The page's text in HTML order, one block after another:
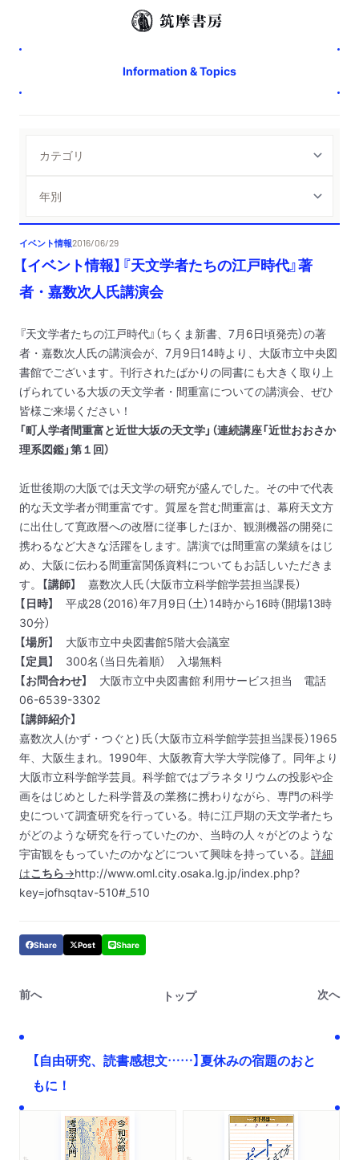
Information & Topics
イベント情報2016/06/29
【イベント情報】『天文学者たちの江戸時代』著
者・嘉数次人氏講演会
『天文学者たちの江戸時代』（ちくま新書、7月6日頃発売）の著
者・嘉数次人氏の講演会が、7月9日14時より、大阪市立中央図
書館でございます。刊行されたばかりの同書にも大きく取り上
げられている大坂の天文学者・間重富についての講演会、ぜひ
皆様ご来場ください！
「町人学者間重富と近世大坂の天文学」（連続講座「近世おおさか
理系図鑑」第１回）
近世後期の大阪では天文学の研究が盛んでした。その中で代表
的な天文学者が間重富です。質屋を営む間重富は、幕府天文方
に出仕して寛政暦への改暦に従事したほか、観測機器の開発に
携わるなど大きな活躍をします。講演では間重富の業績をはじ
め、大阪に伝わる間重富関係資料についてもお話しいただきま
す。 【講師】
嘉数次人氏（大阪市立科学館学芸担当課長）
【日時】
平成28（2016）年7月9日（土）14時から16時（開場13時
30分）
【場所】
大阪市立中央図書館5階大会議室
【定員】
300名（当日先着順） 入場無料
【お問合わせ】
大阪市立中央図書館 利用サービス担当 電話
06-6539-3302
【講師紹介】
嘉数次人(かず・つぐと) 氏（大阪市立科学館学芸担当課長） 1965
年、大阪生まれ。1990年、大阪教育大学大学院修了。同年より
大阪市立科学館学芸員。 科学館ではプラネタリウムの投影や企
画をはじめとした科学普及の業務に携わりながら、専門の科学
史について調査研究を行っている。特に江戸期の天文学者たち
がどのような研究を行っていたのか、当時の人々がどのような
宇宙観をもっていたのかなどについて興味を持っている。 詳細
はこちら→http://www.oml.city.osaka.lg.jp/index.php?
key=jofhsqtav-510#_510
Share Post Share
前へ トップ 次へ
【自由研究、読書感想文……】夏休みの宿題のおと
もに！